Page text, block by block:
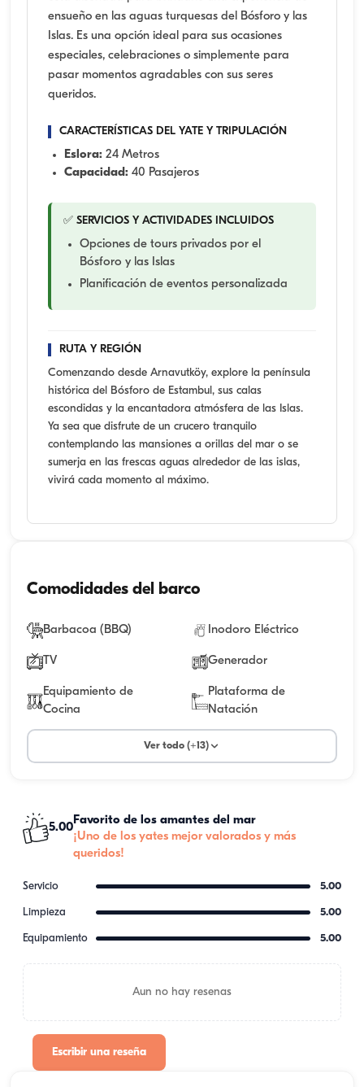
ensueño en las aguas turquesas del Bósforo y las
Islas. Es una opción ideal para sus ocasiones
especiales, celebraciones o simplemente para
pasar momentos agradables con sus seres
queridos.
CARACTERÍSTICAS DEL YATE Y TRIPULACIÓN
Eslora: 24 Metros
Capacidad: 40 Pasajeros
✅ SERVICIOS Y ACTIVIDADES INCLUIDOS
Opciones de tours privados por el
Bósforo y las Islas
Planificación de eventos personalizada
RUTA Y REGIÓN
Comenzando desde Arnavutköy, explore la península
histórica del Bósforo de Estambul, sus calas
escondidas y la encantadora atmósfera de las Islas.
Ya sea que disfrute de un crucero tranquilo
contemplando las mansiones a orillas del mar o se
sumerja en las frescas aguas alrededor de las islas,
vivirá cada momento al máximo.
Comodidades del barco
Barbacoa (BBQ) Inodoro Eléctrico
TV Generador
Equipamiento de
Cocina
Plataforma de
Natación
Ver todo (+13)
5.00
Favorito de los amantes del mar
¡Uno de los yates mejor valorados y más
queridos!
Servicio 5.00
Limpieza 5.00
Equipamiento 5.00
Aun no hay resenas
Escribir una reseña